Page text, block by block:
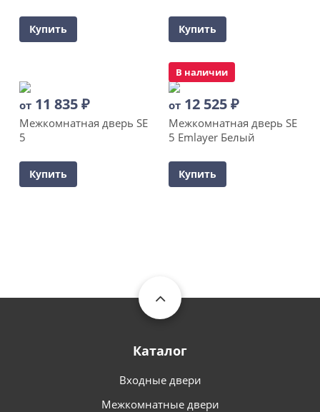
Купить Купить
от 11 835₽
Межкомнатная дверь SE
5
Купить
В наличии
от 12 525₽
Межкомнатная дверь SE
5 Emlayer Белый
Купить
Каталог
Входные двери
Межкомнатные двери